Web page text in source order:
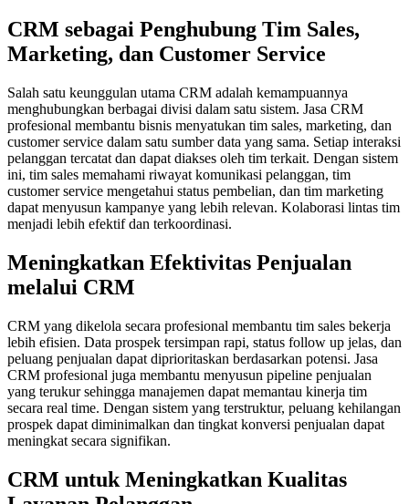
CRM sebagai Penghubung Tim Sales,
Marketing, dan Customer Service
Salah satu keunggulan utama CRM adalah kemampuannya
menghubungkan berbagai divisi dalam satu sistem. Jasa CRM
profesional membantu bisnis menyatukan tim sales, marketing, dan
customer service dalam satu sumber data yang sama. Setiap interaksi
pelanggan tercatat dan dapat diakses oleh tim terkait. Dengan sistem
ini, tim sales memahami riwayat komunikasi pelanggan, tim
customer service mengetahui status pembelian, dan tim marketing
dapat menyusun kampanye yang lebih relevan. Kolaborasi lintas tim
menjadi lebih efektif dan terkoordinasi.
Meningkatkan Efektivitas Penjualan
melalui CRM
CRM yang dikelola secara profesional membantu tim sales bekerja
lebih efisien. Data prospek tersimpan rapi, status follow up jelas, dan
peluang penjualan dapat diprioritaskan berdasarkan potensi. Jasa
CRM profesional juga membantu menyusun pipeline penjualan
yang terukur sehingga manajemen dapat memantau kinerja tim
secara real time. Dengan sistem yang terstruktur, peluang kehilangan
prospek dapat diminimalkan dan tingkat konversi penjualan dapat
meningkat secara signifikan.
CRM untuk Meningkatkan Kualitas